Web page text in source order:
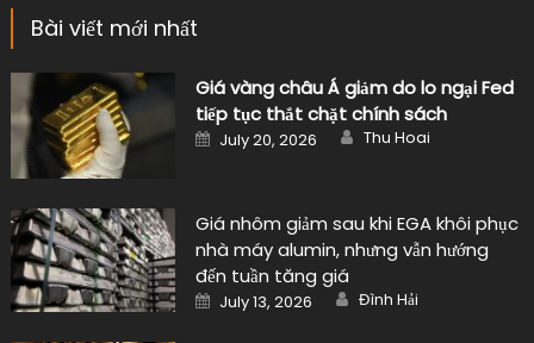
Bài viết mới nhất
Giá vàng châu Á giảm do lo ngại Fed
tiếp tục thắt chặt chính sách
Posted
on
July 20, 2026 Author
Thu Hoai
Giá nhôm giảm sau khi EGA khôi phục
nhà máy alumin, nhưng vẫn hướng
đến tuần tăng giá
Posted
on
July 13, 2026 Author
Đình Hải